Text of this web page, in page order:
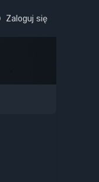
Zaloguj się